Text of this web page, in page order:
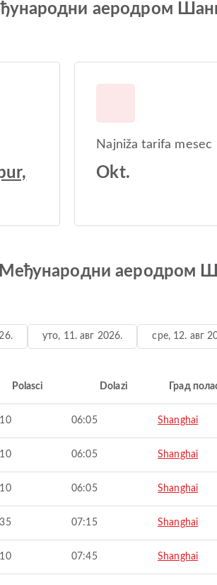
аеродром
Najniža tarifa mesec
Okt.
аеродром
уто, 11. авг 2026. сре, 12. авг
Polasci Dolazi Град
06:05 Shanghai
06:05 Shanghai
06:05 Shanghai
07:15 Shanghai
07:45 Shanghai